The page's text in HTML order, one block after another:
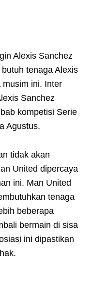
Alexis Sanchez
tenaga Alexis
musim ini. Inter
Sanchez
kompetisi Serie
Agustus.
tidak akan
United dipercaya
ini. Man United
tenaga
beberapa
bermain di sisa
ini dipastikan